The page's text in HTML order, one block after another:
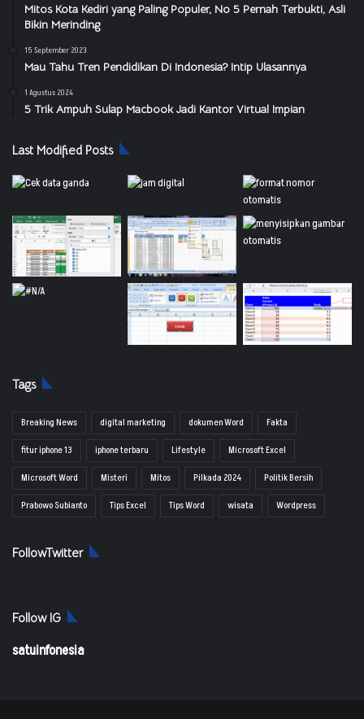
Mitos Kota Kediri yang Paling Populer, No 5 Pernah Terbukti, Asli
Bikin Merinding
15 September 2023
Mau Tahu Tren Pendidikan Di Indonesia? Intip Ulasannya
1 Agustus 2024
5 Trik Ampuh Sulap Macbook Jadi Kantor Virtual Impian
Last Modified Posts
Tags
Breaking News digital marketing dokumen Word
Fakta
fitur iphone 13
iphone terbaru Lifestyle
Microsoft Excel
Microsoft Word
Misteri Mitos Pilkada 2024
Politik Bersih
Prabowo Subianto
Tips Excel Tips Word wisata Wordpress
FollowTwitter
Follow IG
satuinfonesia